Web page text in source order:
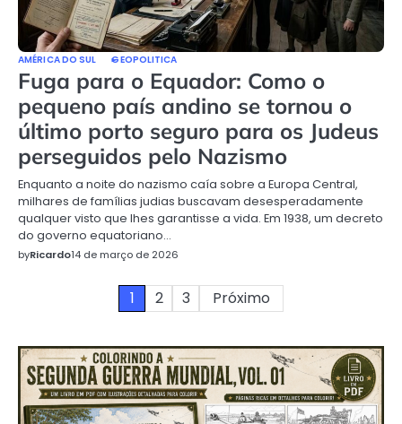
AMÉRICA DO SUL GEOPOLITICA
Fuga para o Equador: Como o
pequeno país andino se tornou o
último porto seguro para os Judeus
perseguidos pelo Nazismo
Enquanto a noite do nazismo caía sobre a Europa Central,
milhares de famílias judias buscavam desesperadamente
qualquer visto que lhes garantisse a vida. Em 1938, um decreto
do governo equatoriano…
byRicardo14 de março de 2026
posts
1 2 3 Próximo